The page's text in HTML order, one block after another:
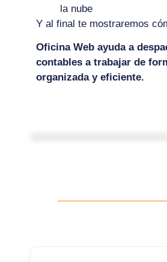
la nube
Y al final te mostraremos
Oficina Web ayuda a
contables a trabajar de
organizada y eficiente.